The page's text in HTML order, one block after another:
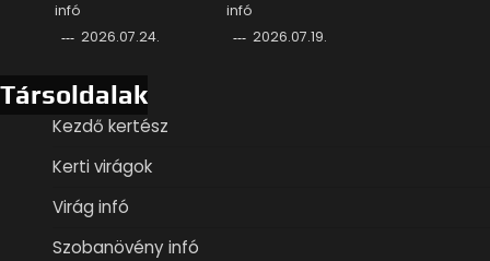
infó
2026.07.24.
infó
2026.07.19.
Társoldalak
Kezdő kertész
Kerti virágok
Virág infó
Szobanövény infó